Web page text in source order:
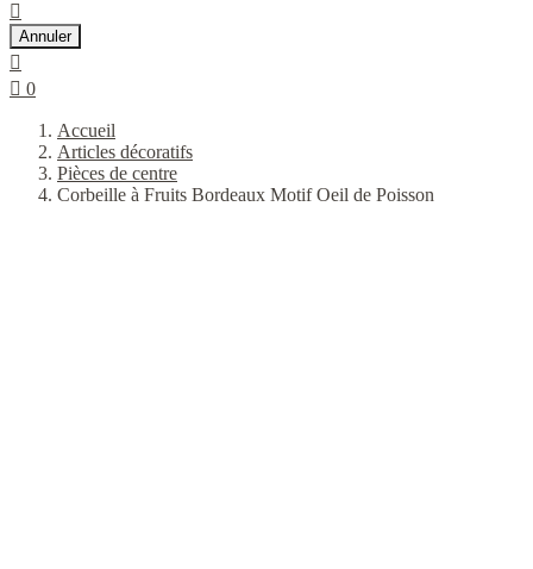

Annuler

 0
Accueil
Articles décoratifs
Pièces de centre
Corbeille à Fruits Bordeaux Motif Oeil de Poisson